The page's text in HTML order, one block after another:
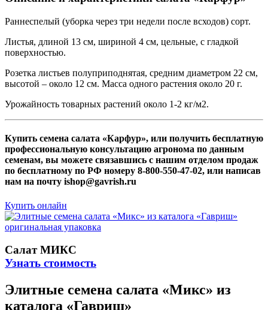
Раннеспелый (уборка через три недели после всходов) сорт.
Листья, длиной 13 см, шириной 4 см, цельные, с гладкой
поверхностью.
Розетка листьев полуприподнятая, средним диаметром 22 см,
высотой – около 12 см. Масса одного растения около 20 г.
Урожайность товарных растений около 1-2 кг/м2.
Купить семена салата «Карфур», или получить бесплатную
профессиональную консультацию агронома по данным
семенам, вы можете связавшись с нашим отделом продаж
по бесплатному по РФ номеру 8-800-550-47-02, или написав
нам на почту ishop@gavrish.ru
Купить онлайн
Салат МИКС
Узнать стоимость
Элитные семена салата «Микс» из
каталога «Гавриш»